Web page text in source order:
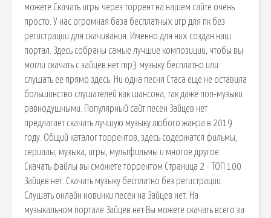
можете Скачать игры через торрент на нашем сайте очень
просто. У нас огромная база бесплатных игр для пк без
регистрации для скачивания. Именно для них создан наш
портал. Здесь собраны самые лучшие композиции, чтобы вы
могли скачать с зайцев нет mp3 музыку бесплатно или
слушать ее прямо здесь. Ни одна песня Стаса еще не оставила
большинство слушателей как шансона, так даже поп-музыки
равнодушными. Популярный сайт песен Зайцев нет
предлагает скачать лучшую музыку любого жанра в 2019
году. Общий каталог торрентов, здесь содержатся фильмы,
сериалы, музыка, игры, мультфильмы и многое другое.
Скачать файлы вы сможете торрентом Страница 2 - ТОП 100
Зайцев нет. Скачать музыку бесплатно без регистрации.
Слушать онлайн новинки песен на Зайцев нет. На
музыкальном портале Зайцев.нет Вы можете скачать всего за